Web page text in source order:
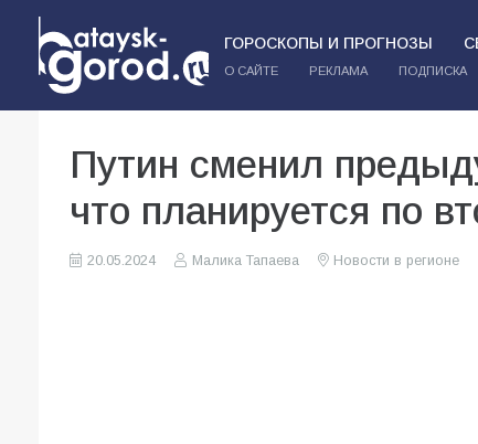
ГОРОСКОПЫ И ПРОГНОЗЫ
О САЙТЕ РЕКЛАМА ПОДПИСКА
Путин сменил
что планируется по
20.05.2024 Малика Тапаева Новости в регионе